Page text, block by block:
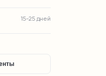
15-25 дней